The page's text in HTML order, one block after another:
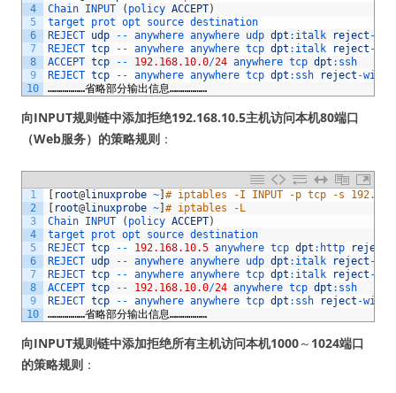
4
5
6
7
8
9
10
Chain INPUT ( policy ACCEPT)
target prot opt source destination
REJECT udp -- anywhere anywhere udp dpt : italk reject -
REJECT tcp -- anywhere anywhere tcp dpt : italk reject -
ACCEPT tcp -- 192.168.10.0/24 anywhere tcp dpt : ssh
REJECT tcp -- anywhere anywhere tcp dpt : ssh reject -with
………………省略部分输出信息………………
向INPUT规则链中添加拒绝192.168.10.5主机访问本机80端口
（Web服务）的策略规则 ：
1
2
3
4
5
6
7
8
9
10
root@linuxprobe ~ # iptables -I INPUT -p tcp -s
root@linuxprobe ~ # iptables -L
Chain INPUT ( policy ACCEPT)
target prot opt source destination
REJECT tcp -- 192.168.10.5 anywhere tcp dpt : http reject
REJECT udp -- anywhere anywhere udp dpt : italk reject -
REJECT tcp -- anywhere anywhere tcp dpt : italk reject -
ACCEPT tcp -- 192.168.10.0/24 anywhere tcp dpt : ssh
REJECT tcp -- anywhere anywhere tcp dpt : ssh reject -with
………………省略部分输出信息………………
向INPUT规则链中添加拒绝所有主机访问本机1000～ 1024端口
的策略规则 ：